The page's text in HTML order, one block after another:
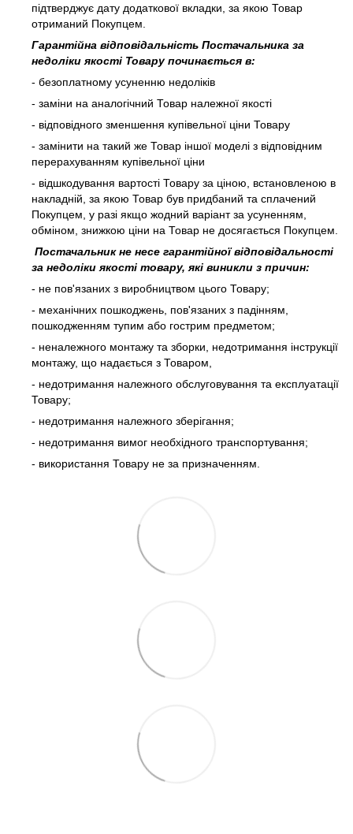
підтверджує дату додаткової вкладки, за якою Товар
отриманий Покупцем.
Гарантійна відповідальність Постачальника за
недоліки якості Товару починається в:
- безоплатному усуненню недоліків
- заміни на аналогічний Товар належної якості
- відповідного зменшення купівельної ціни Товару
- замінити на такий же Товар іншої моделі з відповідним
перерахуванням купівельної ціни
- відшкодування вартості Товару за ціною, встановленою в
накладній, за якою Товар був придбаний та сплачений
Покупцем, у разі якщо жодний варіант за усуненням,
обміном, знижкою ціни на Товар не досягається Покупцем.
Постачальник не несе гарантійної відповідальності
за недоліки якості товару, які виникли з причин:
- не пов'язаних з виробництвом цього Товару;
- механічних пошкоджень, пов'язаних з падінням,
пошкодженням тупим або гострим предметом;
- неналежного монтажу та зборки, недотримання інструкції
монтажу, що надається з Товаром,
- недотримання належного обслуговування та експлуатації
Товару;
- недотримання належного зберігання;
- недотримання вимог необхідного транспортування;
- використання Товару не за призначенням.